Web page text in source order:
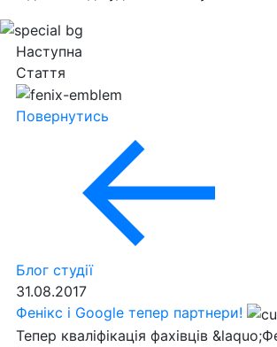
Наступна
Стаття
Повернутись
Блог студії
31.08.2017
Фенікс і Google тепер партнери!
Тепер кваліфікація фахівців